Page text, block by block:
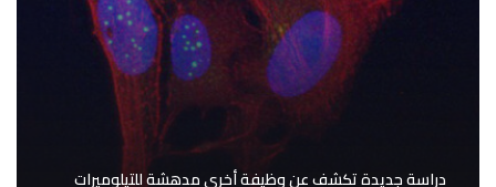
دراسة جديدة تكشف عن وظيفة أخرى مدهشة للتيلوميرات